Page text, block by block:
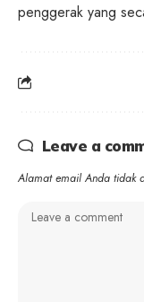
penggerak yang
Leave a
Alamat email Anda tidak